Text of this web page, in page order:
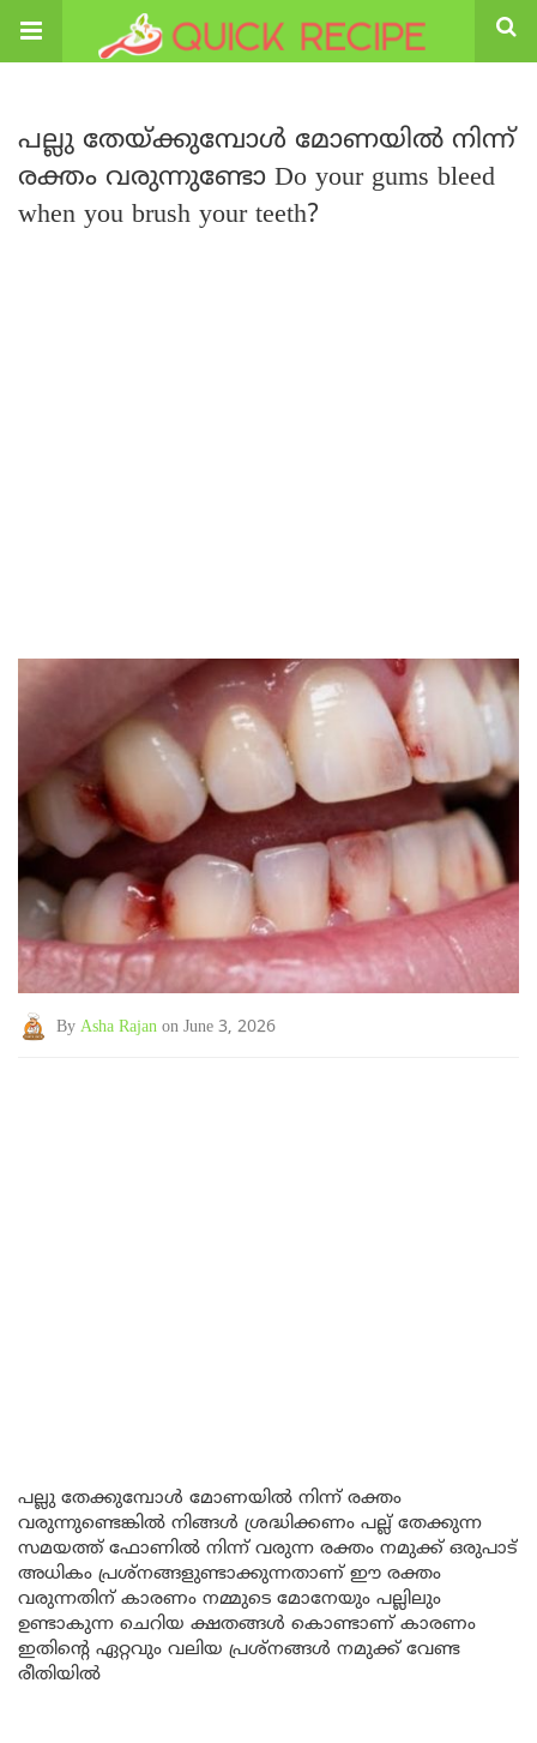
പല്ലു തേയ്ക്കുമ്പോൾ മോണയിൽ നിന്ന്
രക്തം വരുന്നുണ്ടോ Do your gums bleed
when you brush your teeth?
By Asha Rajan on June 3, 2026
പല്ലു തേക്കുമ്പോൾ മോണയിൽ നിന്ന് രക്തം
വരുന്നുണ്ടെങ്കിൽ നിങ്ങൾ ശ്രദ്ധിക്കണം പല്ല് തേക്കുന്ന
സമയത്ത് ഫോണിൽ നിന്ന് വരുന്ന രക്തം നമുക്ക് ഒരുപാട്
അധികം പ്രശ്നങ്ങളുണ്ടാക്കുന്നതാണ് ഈ രക്തം
വരുന്നതിന് കാരണം നമ്മുടെ മോനേയും പല്ലിലും
ഉണ്ടാകുന്ന ചെറിയ ക്ഷതങ്ങൾ കൊണ്ടാണ് കാരണം
ഇതിന്റെ ഏറ്റവും വലിയ പ്രശ്നങ്ങൾ നമുക്ക് വേണ്ട
രീതിയിൽ